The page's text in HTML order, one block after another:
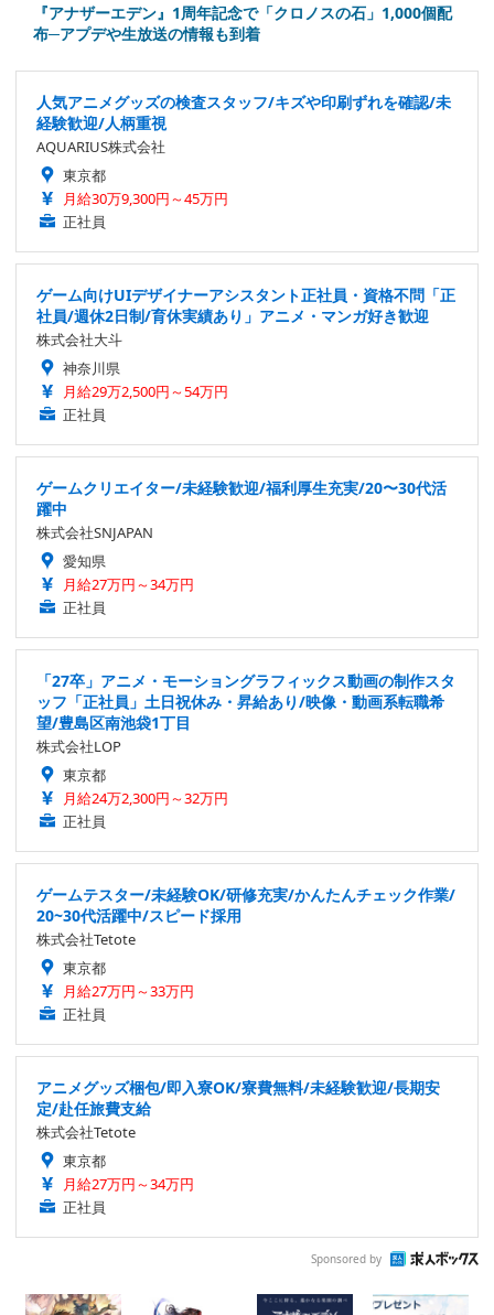
『アナザーエデン』1周年記念で「クロノスの石」1,000個配
布─アプデや生放送の情報も到着
人気アニメグッズの検査スタッフ/キズや印刷ずれを確認/未
経験歓迎/人柄重視
AQUARIUS株式会社
東京都
月給30万9,300円～45万円
正社員
ゲーム向けUIデザイナーアシスタント正社員・資格不問「正
社員/週休2日制/育休実績あり」アニメ・マンガ好き歓迎
株式会社大斗
神奈川県
月給29万2,500円～54万円
正社員
ゲームクリエイター/未経験歓迎/福利厚生充実/20〜30代活
躍中
株式会社SNJAPAN
愛知県
月給27万円～34万円
正社員
「27卒」アニメ・モーショングラフィックス動画の制作スタ
ッフ「正社員」土日祝休み・昇給あり/映像・動画系転職希
望/豊島区南池袋1丁目
株式会社LOP
東京都
月給24万2,300円～32万円
正社員
ゲームテスター/未経験OK/研修充実/かんたんチェック作業/
20~30代活躍中/スピード採用
株式会社Tetote
東京都
月給27万円～33万円
正社員
アニメグッズ梱包/即入寮OK/寮費無料/未経験歓迎/長期安
定/赴任旅費支給
株式会社Tetote
東京都
月給27万円～34万円
正社員
Sponsored by